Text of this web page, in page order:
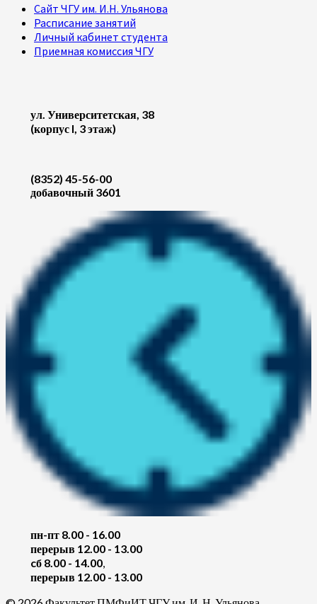
Сайт ЧГУ им. И.Н. Ульянова
Расписание занятий
Личный кабинет студента
Приемная комиссия ЧГУ
ул. Университетская, 38
(корпус I, 3 этаж)
(8352) 45-56-00
добавочный 3601
пн-пт 8.00 - 16.00
перерыв 12.00 - 13.00
cб 8.00 - 14.00,
перерыв 12.00 - 13.00